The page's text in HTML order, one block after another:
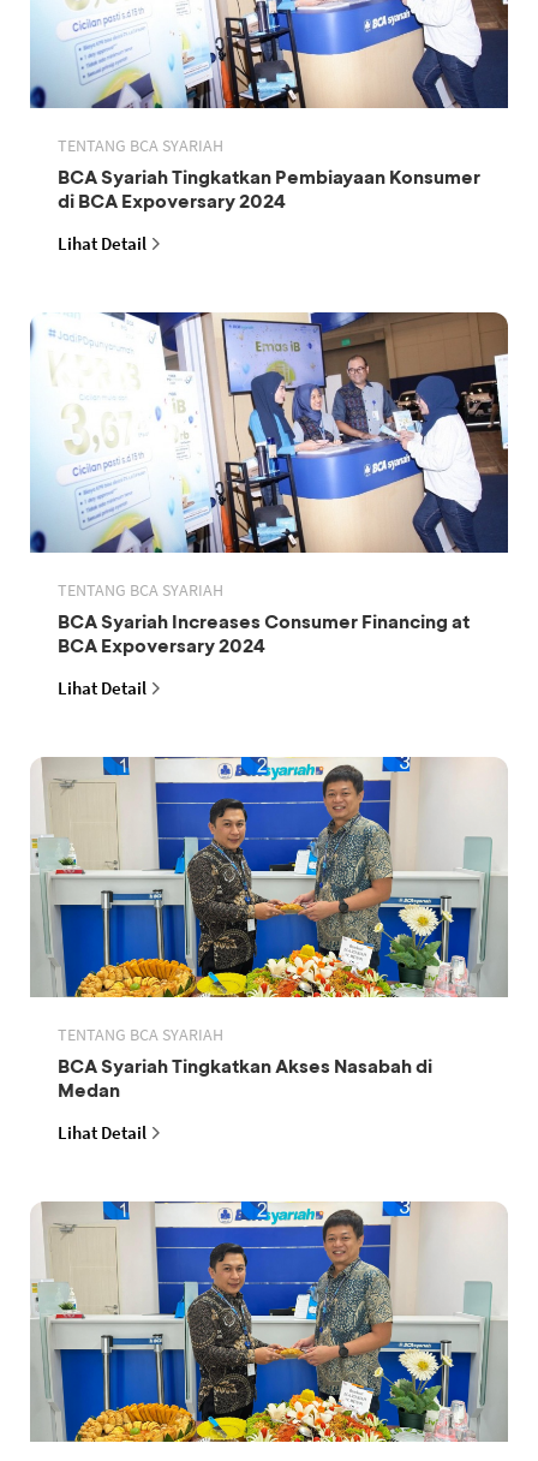
TENTANG BCA SYARIAH
BCA Syariah Tingkatkan Pembiayaan Konsumer
di BCA Expoversary 2024
Lihat Detail
TENTANG BCA SYARIAH
BCA Syariah Increases Consumer Financing at
BCA Expoversary 2024
Lihat Detail
TENTANG BCA SYARIAH
BCA Syariah Tingkatkan Akses Nasabah di
Medan
Lihat Detail